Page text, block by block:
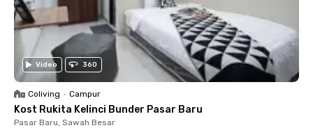
Video 360
Coliving • Campur
Kost Rukita Kelinci Bunder Pasar Baru
Pasar Baru, Sawah Besar